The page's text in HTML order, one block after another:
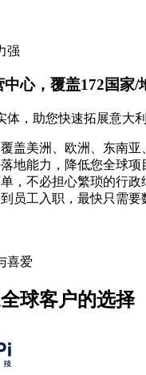
强
心，覆盖172国家/
体，助您快速拓展意大利
盖美洲、欧洲、东南
地能力，降低您全球
，不必担心繁琐的行政
员工入职，最快只需
喜爱
球客户的选择